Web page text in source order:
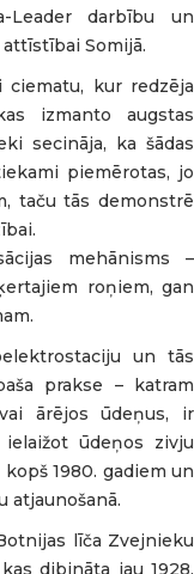
Leader darbību un
Somijā.
ciematu, kur redzēja
izmanto augstas
secināja, ka šādas
piemērotas, jo
taču tās demonstrē
mehānisms –
roņiem, gan
un tās
prakse – katram
ārējos ūdeņus, ir
ūdeņos zivju
1980. gadiem un
atjaunošanā.
līča Zvejnieku
dibināta jau 1928.